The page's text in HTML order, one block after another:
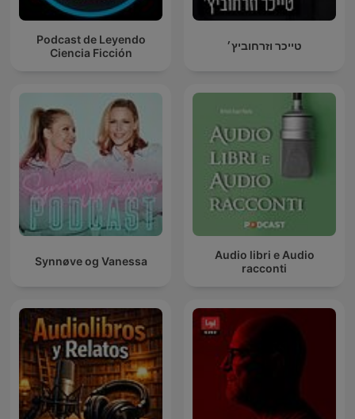
Podcast de Leyendo
Ciencia Ficción
טייכר וזרחוביץ׳
Synnøve og Vanessa
Audio libri e Audio
racconti